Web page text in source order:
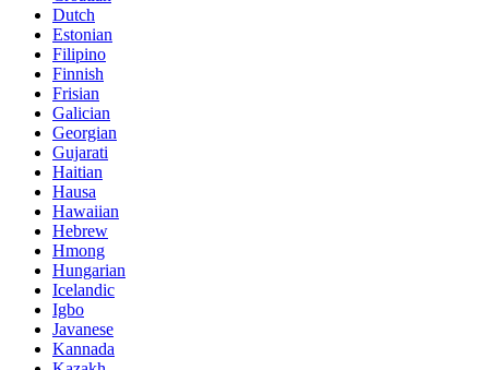
Dutch
Estonian
Filipino
Finnish
Frisian
Galician
Georgian
Gujarati
Haitian
Hausa
Hawaiian
Hebrew
Hmong
Hungarian
Icelandic
Igbo
Javanese
Kannada